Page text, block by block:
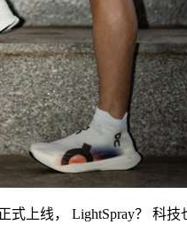
上线， LightSpray？ 科